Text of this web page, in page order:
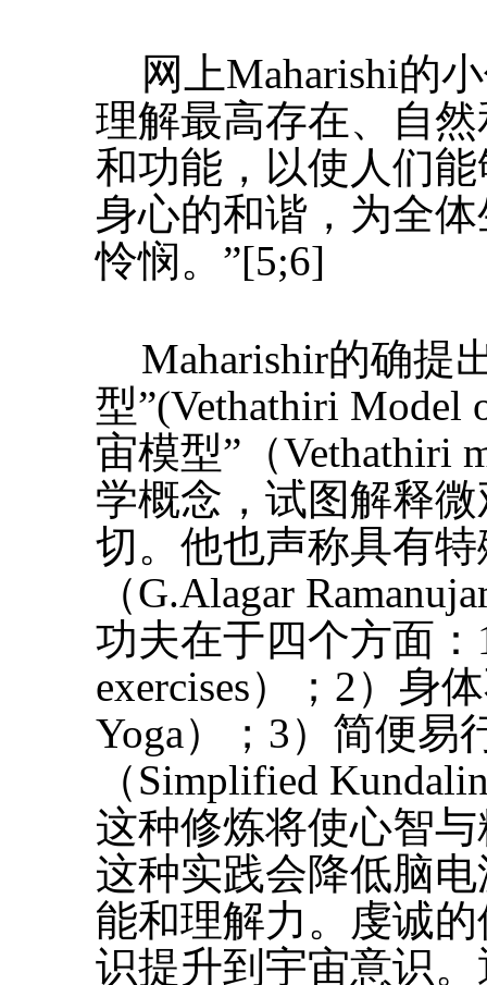
网上Maharishi的
理解最高存在、自
和功能，以使人们
身心的和谐，为全
怜悯。”[5;6]
Maharishir的确提
型”(Vethathiri Model
宙模型”（Vethathiri
学概念，试图解释
切。他也声称具有
（G.Alagar
功夫在于四个方面
exercises）；2）身
Yoga）；3）简便易
（Simplified
这种修炼将使心智
这种实践会降低脑
能和理解力。虔诚
识提升到宇宙意识